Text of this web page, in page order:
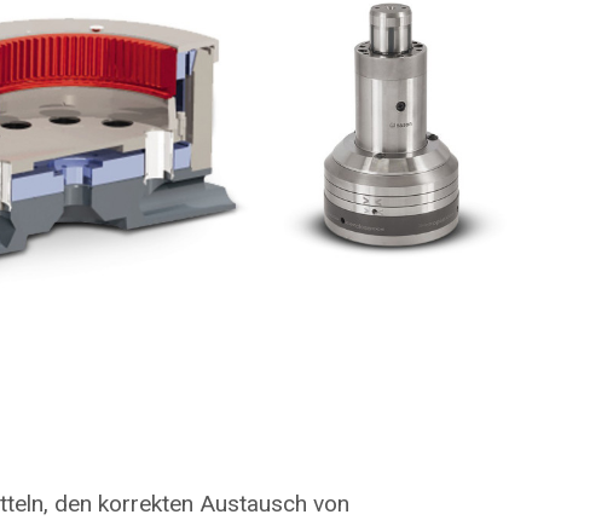
den korrekten Austausch von